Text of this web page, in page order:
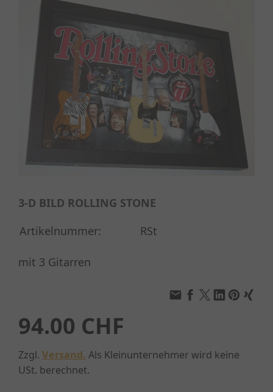
3-D BILD ROLLING STONE
Artikelnummer:
RSt
mit 3 Gitarren
94.00 CHF
Zzgl. Versand. Als Kleinunternehmer wird keine
USt. berechnet.